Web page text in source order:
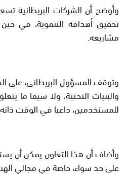
وأوضح أن الشركات البريطانية
تحقيق أهدافه التنموية، في
مشاريعه.
وتوقف المسؤول البريطاني، على
والبنيات التحتية، ولا سيما ما
للمستخدمين، داعيا في الوقت
وأضاف أن هذا التعاون يمكن أن
على حد سواء، خاصة في مجالي